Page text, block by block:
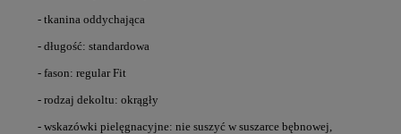
- tkanina oddychająca
- długość: standardowa
- fason: regular Fit
- rodzaj dekoltu: okrągły
- wskazówki pielęgnacyjne: nie suszyć w suszarce bębnowej,